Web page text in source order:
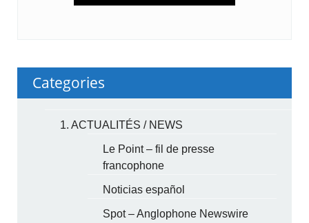
Categories
1. ACTUALITÉS / NEWS
Le Point – fil de presse
francophone
Noticias español
Spot – Anglophone Newswire